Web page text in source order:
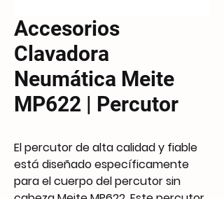
Accesorios
Clavadora
Neumática Meite
MP622 | Percutor
El percutor de alta calidad y fiable
está diseñado específicamente
para el cuerpo del percutor sin